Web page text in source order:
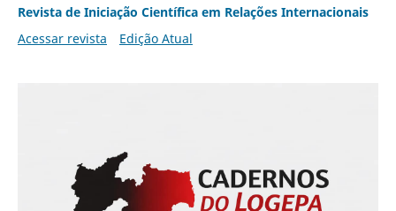
Revista de Iniciação Científica em Relações Internacionais
Acessar revista
Edição Atual